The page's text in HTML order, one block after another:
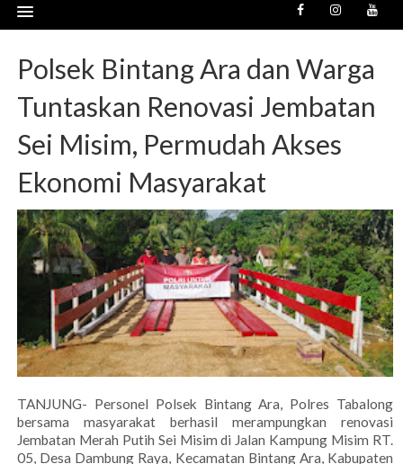
Polsek Bintang Ara dan Warga
Tuntaskan Renovasi Jembatan
Sei Misim, Permudah Akses
Ekonomi Masyarakat
TANJUNG- Personel Polsek Bintang Ara, Polres Tabalong
bersama masyarakat berhasil merampungkan renovasi
Jembatan Merah Putih Sei Misim di Jalan Kampung Misim RT.
05, Desa Dambung Raya, Kecamatan Bintang Ara, Kabupaten